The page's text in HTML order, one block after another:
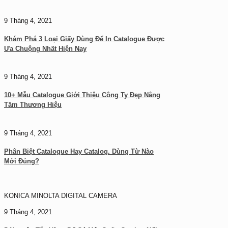
9 Tháng 4, 2021
Khám Phá 3 Loại Giấy Dùng Để In Catalogue Được
Ưa Chuộng Nhất Hiện Nay
9 Tháng 4, 2021
10+ Mẫu Catalogue Giới Thiệu Công Ty Đẹp Nâng
Tầm Thương Hiệu
9 Tháng 4, 2021
Phân Biệt Catalogue Hay Catalog. Dùng Từ Nào
Mới Đúng?
KONICA MINOLTA DIGITAL CAMERA
9 Tháng 4, 2021